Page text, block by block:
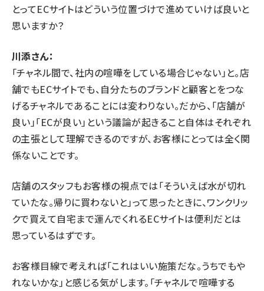
とってECサイトはどういう位置づけで進めていけば良いと
思いますか？
川添さん：
「チャネル間で、社内の喧嘩をしている場合じゃない」と。店
舗でもECサイトでも、自分たちのブランドと顧客とをつな
げるチャネルであることには変わりない。だから、「店舗が
良い」「ECが良い」という議論が起きること自体はそれぞれ
の主張として理解できるのですが、お客様にとっては全く関
係ないことです。
店舗のスタッフもお客様の視点では「そういえば水が切れ
ていたな。帰りに買わないと」って思ったときに、ワンクリッ
クで買えて自宅まで運んでくれるECサイトは便利だとは
思っているはずです。
お客様目線で考えれば「これはいい施策だな。うちでもや
れないかな」と感じる気がします。「チャネルで喧嘩する